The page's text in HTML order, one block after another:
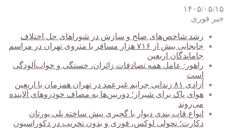
۱۴۰۵/۰۵/۱۵
خبر فوری
رشد شاخص‌های صلح و سازش در شوراهای حل اختلاف
جابجایی بیش از ۷۱۶ هزار مسافر با متروی تهران در مراسم
جاماندگان اربعین
راهور: عامل همه تصادفات زائران، خستگی و خواب‌آلودگی
است
آزادی ۸۱ زندانی جرایم غیرعمد در تهران همزمان با اربعین
هوای پاک برای شیراز؛ دوربین‌ها به مصاف خودروهای آلاینده
می‌روند
انواع قاب بندی دیوار با گچبری پیش ساخته پلی یورتان
دکارت؛ تحولی لوکس، فوری و بدون تخریب در دکوراسیون